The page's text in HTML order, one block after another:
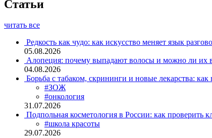
Статьи
читать все
Редкость как чудо: как искусство меняет язык
05.08.2026
Алопеция: почему выпадают волосы и можно ли их
04.08.2026
Борьба с табаком, скрининги и новые лекарства:
#ЗОЖ
#онкология
31.07.2026
Подпольная косметология в России: как проверить
#школа красоты
29.07.2026